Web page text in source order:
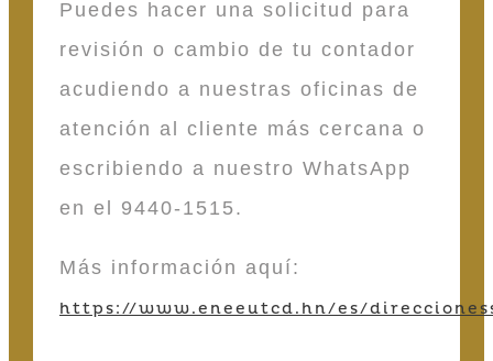
Puedes hacer una solicitud para
revisión o cambio de tu contador
acudiendo a nuestras oficinas de
atención al cliente más cercana o
escribiendo a nuestro WhatsApp
en el 9440-1515.
Más información aquí:
https://www.eneeutcd.hn/es/